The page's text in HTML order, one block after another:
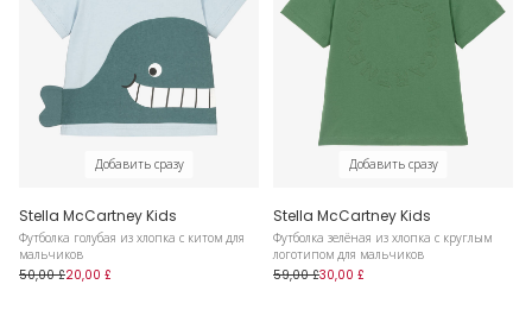
Добавить сразу
Stella McCartney Kids
Футболка голубая из хлопка с китом для
мальчиков
50,00 £20,00 £
Добавить сразу
Stella McCartney Kids
Футболка зелёная из хлопка с круглым
логотипом для мальчиков
59,00 £30,00 £